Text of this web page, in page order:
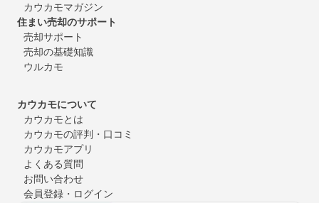
カウカモマガジン
住まい売却のサポート
売却サポート
売却の基礎知識
ウルカモ
カウカモについて
カウカモとは
カウカモの評判・口コミ
カウカモアプリ
よくある質問
お問い合わせ
会員登録・ログイン